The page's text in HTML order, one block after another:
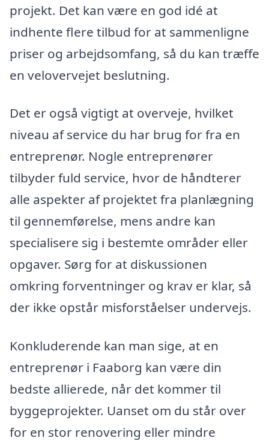
projekt. Det kan være en god idé at
indhente flere tilbud for at sammenligne
priser og arbejdsomfang, så du kan træffe
en velovervejet beslutning.
Det er også vigtigt at overveje, hvilket
niveau af service du har brug for fra en
entreprenør. Nogle entreprenører
tilbyder fuld service, hvor de håndterer
alle aspekter af projektet fra planlægning
til gennemførelse, mens andre kan
specialisere sig i bestemte områder eller
opgaver. Sørg for at diskussionen
omkring forventninger og krav er klar, så
der ikke opstår misforståelser undervejs.
Konkluderende kan man sige, at en
entreprenør i Faaborg kan være din
bedste allierede, når det kommer til
byggeprojekter. Uanset om du står over
for en stor renovering eller mindre